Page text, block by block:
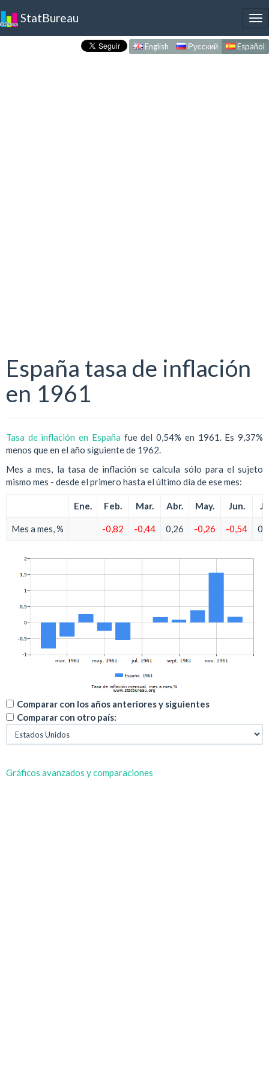
StatBureau
English Русский Español
España tasa de inflación
en 1961
Tasa de inflación en España fue del 0,54% en 1961. Es 9,37%
menos que en el año siguiente de 1962.
Mes a mes, la tasa de inflación se calcula sólo para el sujeto
mismo mes - desde el primero hasta el último día de ese mes:
Ene. Feb. Mar. Abr. May. Jun.
Mes a mes, % -0,82 -0,44 0,26 -0,26 -0,54
Comparar con los años anteriores y siguientes
Comparar con otro país:
Gráficos avanzados y comparaciones